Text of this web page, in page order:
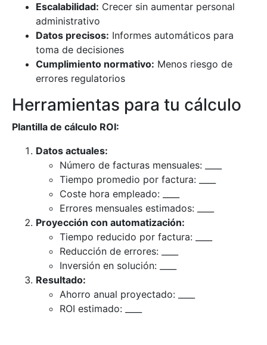
Escalabilidad: Crecer sin aumentar personal
administrativo
Datos precisos: Informes automáticos para
toma de decisiones
Cumplimiento normativo: Menos riesgo de
errores regulatorios
Herramientas para tu cálculo
Plantilla de cálculo ROI:
Datos actuales:
Número de facturas mensuales: ____
Tiempo promedio por factura: ____
Coste hora empleado: ____
Errores mensuales estimados: ____
Proyección con automatización:
Tiempo reducido por factura: ____
Reducción de errores: ____
Inversión en solución: ____
Resultado:
Ahorro anual proyectado: ____
ROI estimado: ____